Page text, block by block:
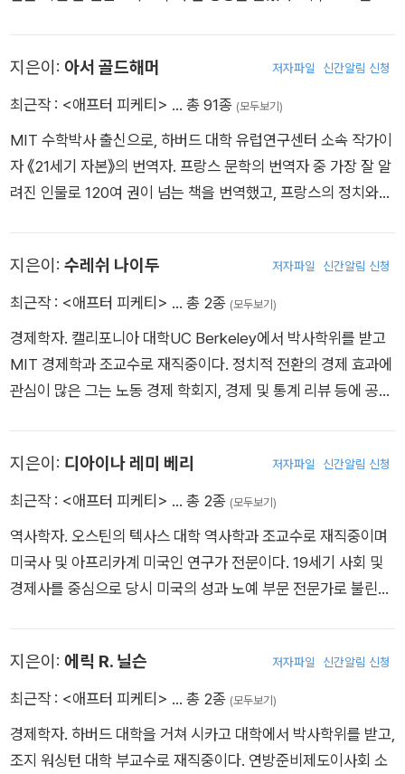
준히 관심을 가져온 그가 2004년 출간한 《경제성장론Economi
c Growth》이 학계와 노동계의 열렬한 지지를 받으며 베스트셀
책 구상에 큰 역할을 해온 데이비드 와일을 노동부 근로기준분과
종신 행정관으로 임명했는데, 공화당과 재계가 격렬하게 반대를
하고 나서면서 다시 한 번 유명세를 탔다.
지은이: 아서 골드해머 저자파일 신간알림 신청
최근작 : <애프터 피케티> … 총 91종 (모두보기)
MIT 수학박사 출신으로, 하버드 대학 유럽연구센터 소속 작가이
자 《21세기 자본》의 번역자. 프랑스 문학의 번역자 중 가장 잘 알
려진 인물로 120여 권이 넘는 책을 번역했고, 프랑스의 정치와
지은이: 수레쉬 나이두 저자파일 신간알림 신청
최근작 : <애프터 피케티> … 총 2종 (모두보기)
경제학자. 캘리포니아 대학UC Berkeley에서 박사학위를 받고
MIT 경제학과 조교수로 재직중이다. 정치적 전환의 경제 효과에
관심이 많은 그는 노동 경제 학회지, 경제 및 통계 리뷰 등에 공저
지은이: 디아이나 레미 베리 저자파일 신간알림 신청
최근작 : <애프터 피케티> … 총 2종 (모두보기)
역사학자. 오스틴의 텍사스 대학 역사학과 조교수로 재직중이며
미국사 및 아프리카계 미국인 연구가 전문이다. 19세기 사회 및
경제사를 중심으로 당시 미국의 성과 노예 부문 전문가로 불린다.
지은이: 에릭 R. 닐슨 저자파일 신간알림 신청
최근작 : <애프터 피케티> … 총 2종 (모두보기)
경제학자. 하버드 대학을 거쳐 시카고 대학에서 박사학위를 받고,
조지 워싱턴 대학 부교수로 재직중이다. 연방준비제도이사회 소